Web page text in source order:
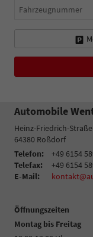
Fahrzeugnummer
Automobile
Heinz-Friedrich-
64380 Roßdorf
Telefon:
+49 6154
Telefax:
+49 6154
E-Mail:
Öffnungszeiten
Montag bis Freitag